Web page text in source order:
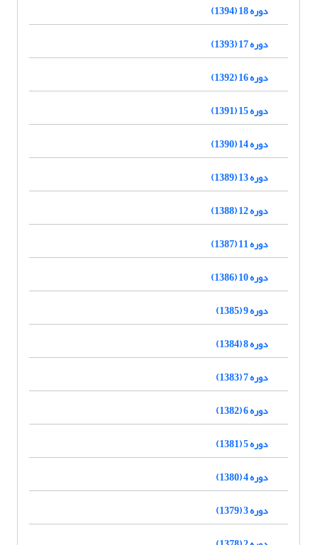
دوره 18 (1394)
دوره 17 (1393)
دوره 16 (1392)
دوره 15 (1391)
دوره 14 (1390)
دوره 13 (1389)
دوره 12 (1388)
دوره 11 (1387)
دوره 10 (1386)
دوره 9 (1385)
دوره 8 (1384)
دوره 7 (1383)
دوره 6 (1382)
دوره 5 (1381)
دوره 4 (1380)
دوره 3 (1379)